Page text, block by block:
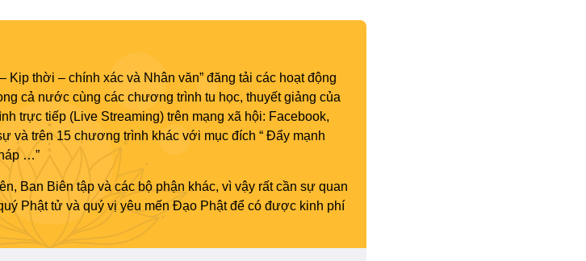
thời – chính xác và Nhân văn” đăng tải các hoạt động
cả nước cùng các chương trình tu học, thuyết giảng của
trực tiếp (Live Streaming) trên mạng xã hội: Facebook,
và trên 15 chương trình khác với mục đích “ Đẩy mạnh
…”
Ban Biên tập và các bộ phận khác, vì vậy rất cần sự quan
Phật tử và quý vị yêu mến Đạo Phật để có được kinh phí